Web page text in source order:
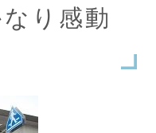
な り 感動